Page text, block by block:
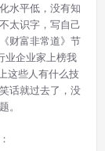
水平低，没有知
太识字，写自己
财富非常道》节
业企业家上榜我
这些人有什么技
话就过去了，没
。